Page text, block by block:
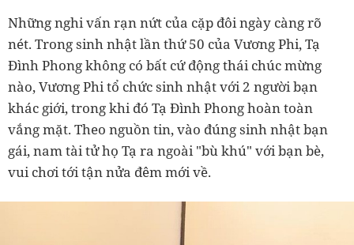
Những nghi vấn rạn nứt của cặp đôi ngày càng rõ
nét. Trong sinh nhật lần thứ 50 của Vương Phi, Tạ
Đình Phong không có bất cứ động thái chúc mừng
nào, Vương Phi tổ chức sinh nhật với 2 người bạn
khác giới, trong khi đó Tạ Đình Phong hoàn toàn
vắng mặt. Theo nguồn tin, vào đúng sinh nhật bạn
gái, nam tài tử họ Tạ ra ngoài "bù khú" với bạn bè,
vui chơi tới tận nửa đêm mới về.